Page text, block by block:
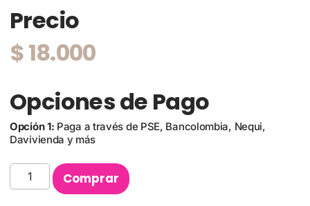
Precio
$18.000
Opciones de Pago
Opción 1: Paga a través de PSE, Bancolombia, Nequi,
Davivienda y más
Comprar